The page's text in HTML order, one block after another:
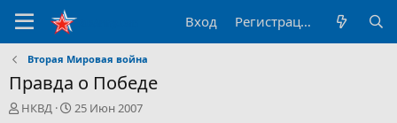
Вход Регистрация
Вторая Мировая война
Правда о Победе
А
НКВД
Д
25 Июн 2007